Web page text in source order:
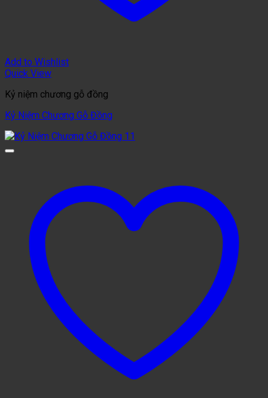
Add to Wishlist
Quick View
Kỷ niệm chương gỗ đồng
Kỷ Niệm Chương Gỗ Đồng